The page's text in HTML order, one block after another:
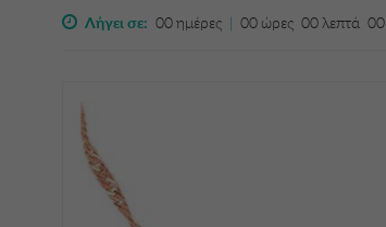
Λήγει σε: 00ημέρες | 00 ώρες 00λεπτά 00